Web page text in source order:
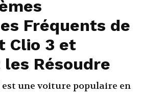
Fréquents de
Clio 3 et
Résoudre
est une voiture populaire en